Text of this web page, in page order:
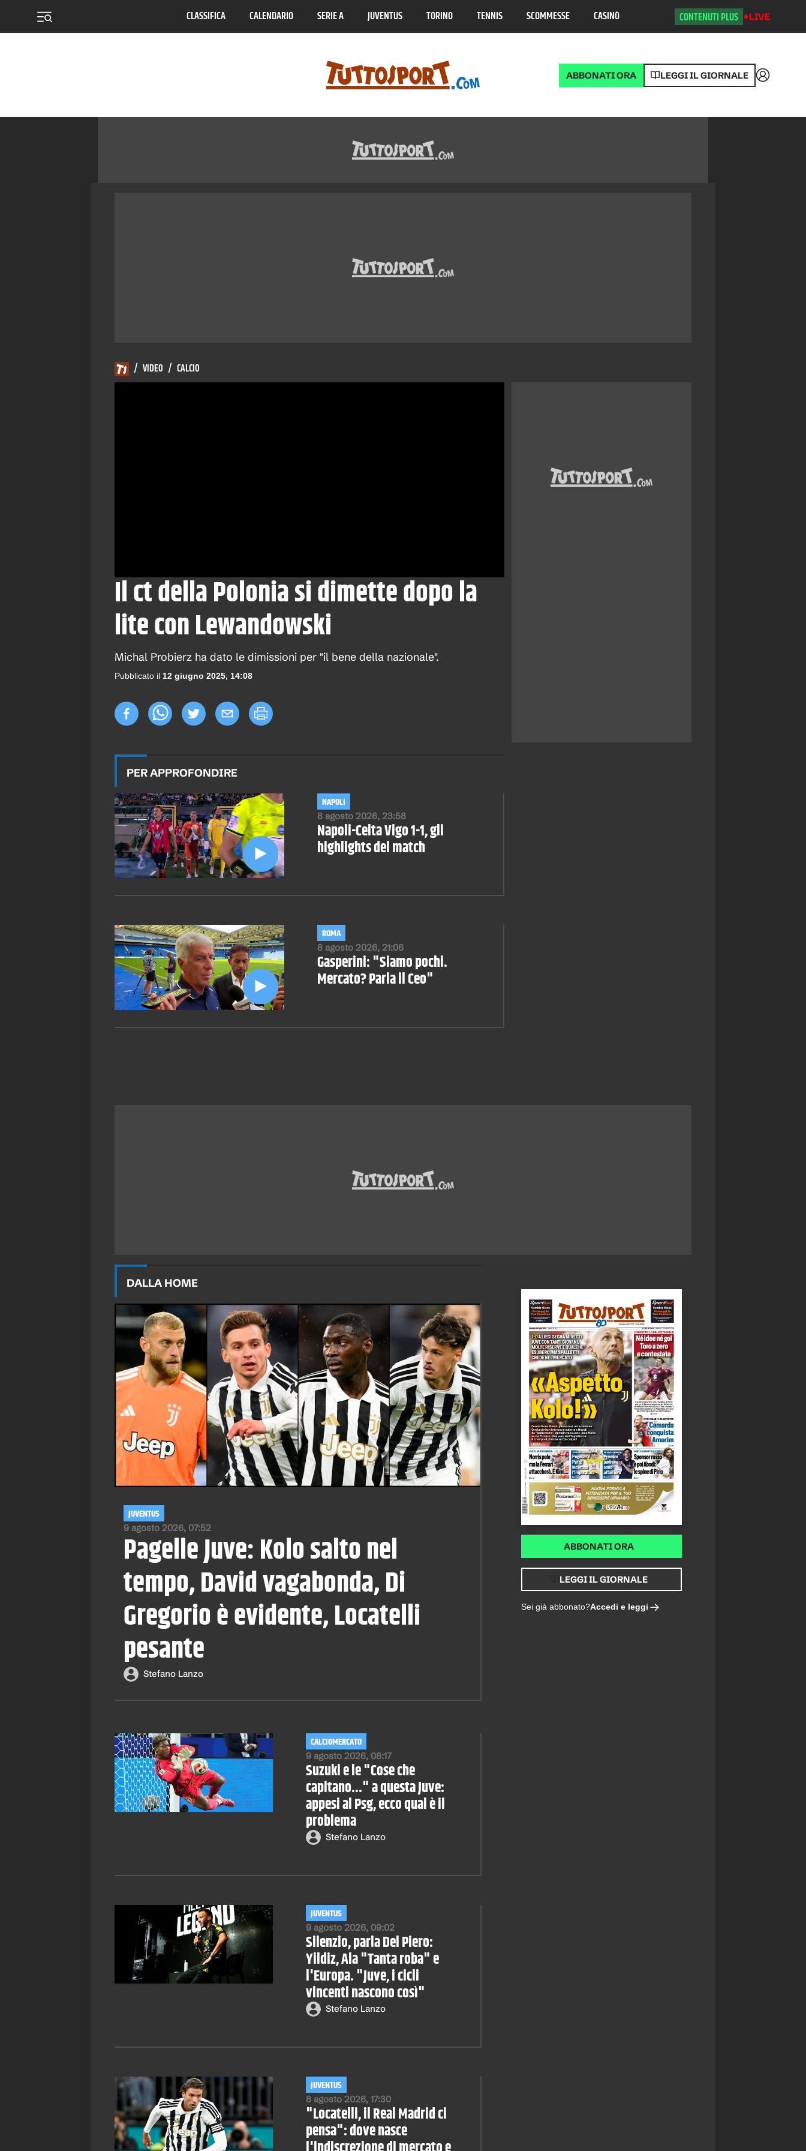
CLASSIFICA CALENDARIO SERIE A JUVENTUS TORINO TENNIS SCOMMESSE CASINÒ CONTENUTI PLUS LIVE
ABBONATI ORA LEGGI IL GIORNALE Accedi
/ VIDEO / CALCIO
Il ct della Polonia si dimette dopo la
lite con Lewandowski
Michal Probierz ha dato le dimissioni per "il bene della nazionale".
Pubblicato il 12 giugno 2025, 14:08
PER APPROFONDIRE
8 agosto 2026, 23:58
NAPOLI
Napoli-Celta Vigo 1-1, gli
highlights del match
8 agosto 2026, 21:06
ROMA
Gasperini: "Siamo pochi.
Mercato? Parla il Ceo"
DALLA HOME
9 agosto 2026, 07:52
JUVENTUS
Pagelle Juve: Kolo salto nel
tempo, David vagabonda, Di
Gregorio è evidente, Locatelli
pesante
Stefano Lanzo
9 agosto 2026, 08:17
CALCIOMERCATO
Suzuki e le "Cose che
capitano..." a questa Juve:
appesi al Psg, ecco qual è il
problema
Stefano Lanzo
9 agosto 2026, 09:02
JUVENTUS
Silenzio, parla Del Piero:
Yildiz, Ala "Tanta roba" e
l'Europa. "Juve, i cicli
vincenti nascono così"
Stefano Lanzo
8 agosto 2026, 17:30
JUVENTUS
"Locatelli, il Real Madrid ci
pensa": dove nasce
ABBONATI ORA
LEGGI IL GIORNALE
Sei già abbonato?Accedi e leggi